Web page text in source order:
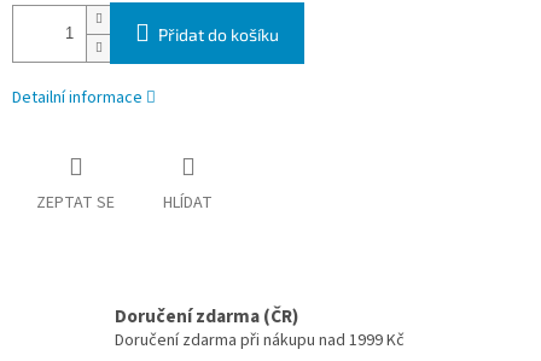
Přidat do košíku
Detailní informace
ZEPTAT SE HLÍDAT
Doručení zdarma (ČR)
Doručení zdarma při nákupu nad 1999 Kč